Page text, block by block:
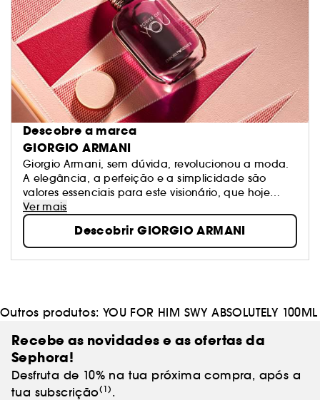
Descobre a marca
GIORGIO ARMANI
Giorgio Armani, sem dúvida, revolucionou a moda.
A elegância, a perfeição e a simplicidade são
valores essenciais para este visionário, que hoje
exprime o seu talento em todo o universo do luxo,
incluindo o dos perfumes. Para Giorgio Armani, a
fragrância é subtil, íntima e reveladora de
personalidade. "Deve ser uma espécie de aura que
está à nossa frente e nos segue, não um aroma que
natureza sem a ocultar. Numa surpreendente
alquimia, misturam-se com a pele para inventar
uma sensualidade de proximidade convidando,
irresistivelmente, à aproximação.
Ver mais
Descobrir GIORGIO ARMANI
Outros produtos: YOU FOR HIM SWY ABSOLUTELY 100ML
Recebe as novidades e as ofertas da
Sephora!
Desfruta de 10% na tua próxima compra, após a
tua subscrição(1) .